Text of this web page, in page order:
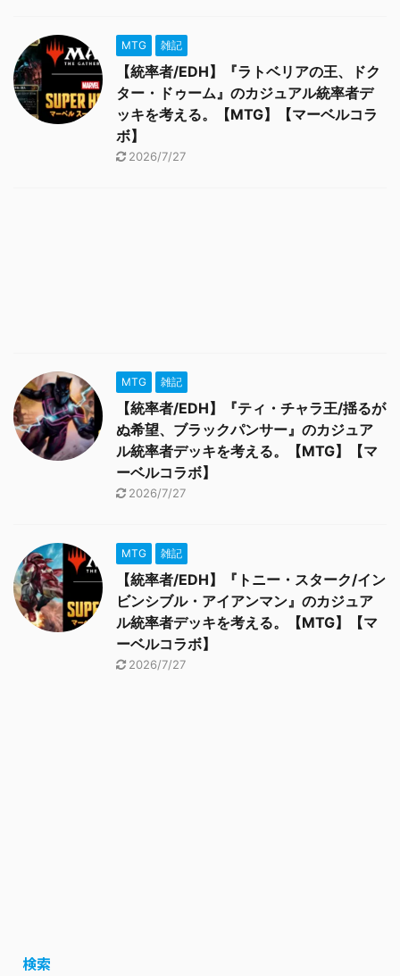
MTG 雑記
【統率者/EDH】『ラトベリアの王、ドク
ター・ドゥーム』のカジュアル統率者デ
ッキを考える。【MTG】【マーベルコラ
ボ】
2026/7/27
MTG 雑記
【統率者/EDH】『ティ・チャラ王/揺るが
ぬ希望、ブラックパンサー』のカジュア
ル統率者デッキを考える。【MTG】【マ
ーベルコラボ】
2026/7/27
MTG 雑記
【統率者/EDH】『トニー・スターク/イン
ビンシブル・アイアンマン』のカジュア
ル統率者デッキを考える。【MTG】【マ
ーベルコラボ】
2026/7/27
検索